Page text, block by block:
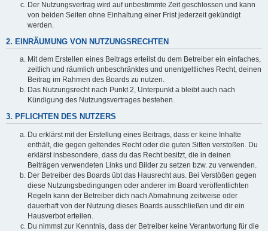
Der Nutzungsvertrag wird auf unbestimmte Zeit geschlossen und kann
von beiden Seiten ohne Einhaltung einer Frist jederzeit gekündigt
werden.
2. EINRÄUMUNG VON NUTZUNGSRECHTEN
Mit dem Erstellen eines Beitrags erteilst du dem Betreiber ein einfaches,
zeitlich und räumlich unbeschränktes und unentgeltliches Recht, deinen
Beitrag im Rahmen des Boards zu nutzen.
Das Nutzungsrecht nach Punkt 2, Unterpunkt a bleibt auch nach
Kündigung des Nutzungsvertrages bestehen.
3. PFLICHTEN DES NUTZERS
Du erklärst mit der Erstellung eines Beitrags, dass er keine Inhalte
enthält, die gegen geltendes Recht oder die guten Sitten verstoßen. Du
erklärst insbesondere, dass du das Recht besitzt, die in deinen
Beiträgen verwendeten Links und Bilder zu setzen bzw. zu verwenden.
Der Betreiber des Boards übt das Hausrecht aus. Bei Verstößen gegen
diese Nutzungsbedingungen oder anderer im Board veröffentlichten
Regeln kann der Betreiber dich nach Abmahnung zeitweise oder
dauerhaft von der Nutzung dieses Boards ausschließen und dir ein
Hausverbot erteilen.
Du nimmst zur Kenntnis, dass der Betreiber keine Verantwortung für die